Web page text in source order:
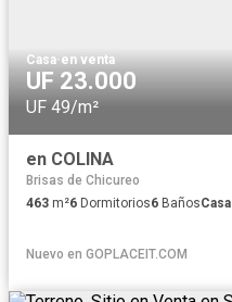
Casa·en venta
UF 23.000
UF 49/m²
en COLINA
Brisas de Chicureo
463 m²6 Dormitorios6 BañosCasa
Nuevo en GOPLACEIT.COM